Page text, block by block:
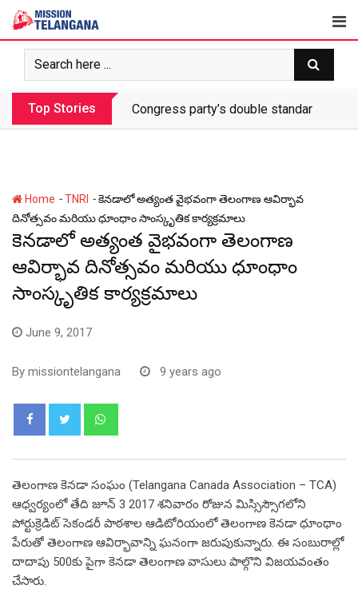
Skip
content
Top Stories Congress party’s double standards
Home -TNRI -కెనడాలో అత్యంత వైభవంగా తెలంగాణ ఆవిర్భావ
దినోత్సవం మరియు ధూంధాం సాంస్కృతిక కార్యక్రమాలు
కెనడాలో అత్యంత వైభవంగా తెలంగాణ
ఆవిర్భావ దినోత్సవం మరియు ధూంధాం
సాంస్కృతిక కార్యక్రమాలు
June 9, 2017
By missiontelangana 9 years ago
తెలంగాణ కెనడా సంఘం (Telangana Canada Association – TCA)
ఆధ్వర్యంలో తేది జూన్ 3 2017 శనివారం రోజున మిస్సిస్సౌగలోని
పోర్టుక్రెడిట్ సెకండరీ పాఠశాల ఆడిటోరియంలో తెలంగాణ కెనడా ధూంధాం
పేరుతో తెలంగాణ ఆవిర్భావాన్ని ఘనంగా జరుపుకున్నారు. ఈ సంబురాల్లో
దాదాపు 500కు పైగా కెనడా తెలంగాణ వాసులు పాల్గొని విజయవంతం
చేసారు.